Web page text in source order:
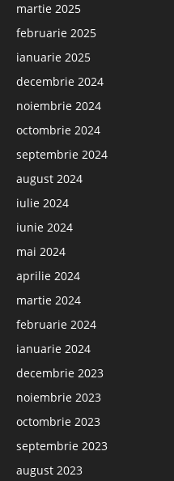
martie 2025
februarie 2025
ianuarie 2025
decembrie 2024
noiembrie 2024
octombrie 2024
septembrie 2024
august 2024
iulie 2024
iunie 2024
mai 2024
aprilie 2024
martie 2024
februarie 2024
ianuarie 2024
decembrie 2023
noiembrie 2023
octombrie 2023
septembrie 2023
august 2023